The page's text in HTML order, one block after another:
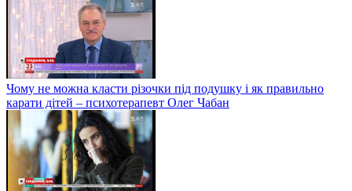
Чому не можна класти різочки під подушку і як правильно
карати дітей – психотерапевт Олег Чабан